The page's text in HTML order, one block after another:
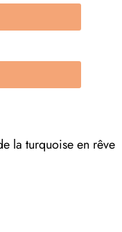
la turquoise en rêve